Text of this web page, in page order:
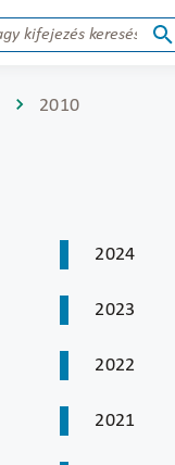
2010
2024
2023
2022
2021